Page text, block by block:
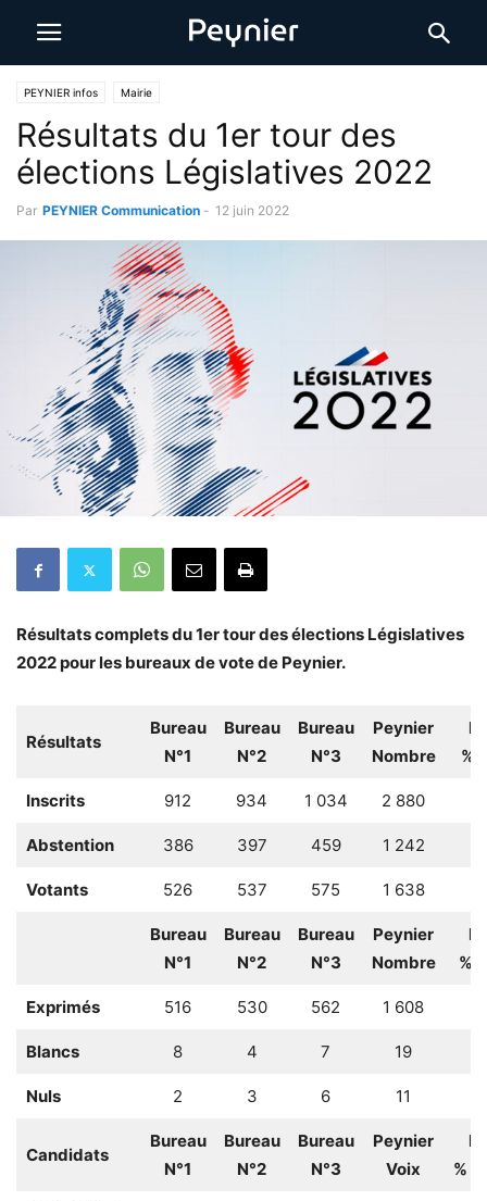
PEYNIER infos Mairie
Résultats du 1er tour des
élections Législatives 2022
Par PEYNIER Communication - 12 juin 2022
Résultats complets du 1er tour des élections Législatives
2022 pour les bureaux de vote de Peynier.
Résultats
Bureau
N°1
Bureau
N°2
Bureau
N°3
Peynier
Nombre
%
Inscrits 912 934 1 034 2 880
Abstention 386 397 459 1 242
Votants 526 537 575 1 638
Bureau
N°1
Bureau
N°2
Bureau
N°3
Peynier
Nombre
%
Exprimés 516 530 562 1 608
Blancs 8 4 7 19
Nuls 2 3 6 11
Candidats
Bureau
N°1
Bureau
N°2
Bureau
N°3
Peynier
Voix
%